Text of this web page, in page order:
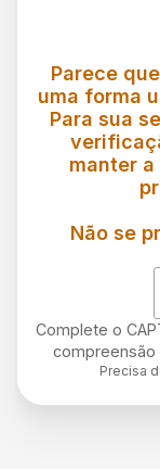
Parece
uma forma
Para sua
manter
Não se
Complete o
compreensão
Precisa